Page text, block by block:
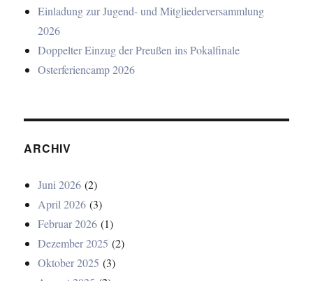
Einladung zur Jugend- und Mitgliederversammlung
2026
Doppelter Einzug der Preußen ins Pokalfinale
Osterferiencamp 2026
ARCHIV
Juni 2026 (2)
April 2026 (3)
Februar 2026 (1)
Dezember 2025 (2)
Oktober 2025 (3)